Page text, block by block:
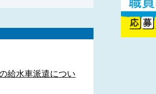
給水車派遣につい